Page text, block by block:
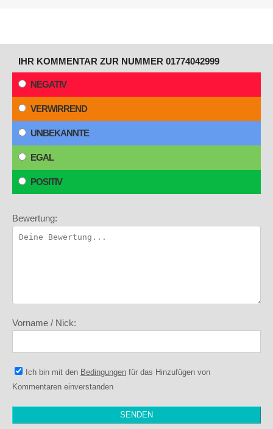
IHR KOMMENTAR ZUR NUMMER 01774042999
NEGATIV
VERWIRREND
UNBEKANNTE
EGAL
POSITIV
Bewertung:
Vorname / Nick:
Ich bin mit den Bedingungen für das Hinzufügen von
Kommentaren einverstanden